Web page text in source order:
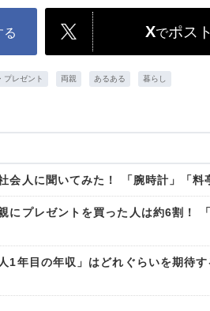
る Xでポスト
プレゼント 両親 あるある 暮らし
人に聞いてみた！ 「腕時計」「料
プレゼントを買った人は約6割！
1年目の年収」はどれぐらいを期待